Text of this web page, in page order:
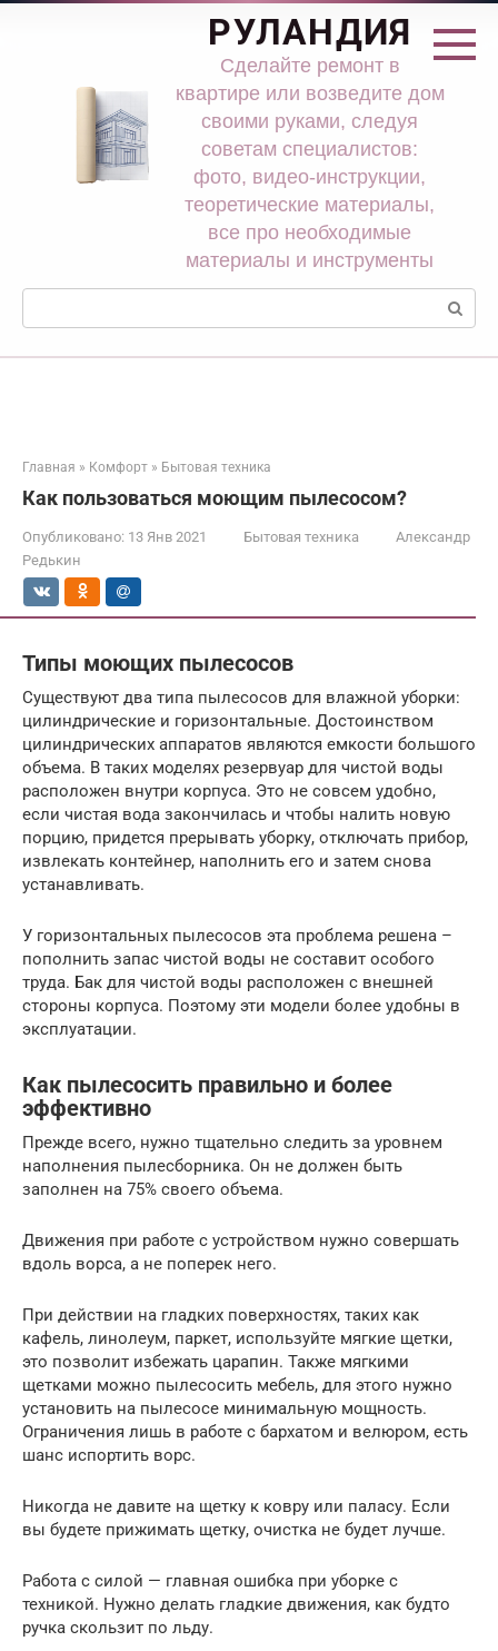
Перейти
РУЛАНДИЯ
Сделайте ремонт в
квартире или возведите дом
своими руками, следуя
советам специалистов:
фото, видео-инструкции,
теоретические материалы,
все про необходимые
материалы и инструменты
Поиск:
Главная » Комфорт » Бытовая техника
Как пользоваться моющим пылесосом?
Опубликовано: 13 Янв 2021 Бытовая техника
Александр
Редькин
Типы моющих пылесосов
Существуют два типа пылесосов для влажной уборки:
цилиндрические и горизонтальные. Достоинством
цилиндрических аппаратов являются емкости большого
объема. В таких моделях резервуар для чистой воды
расположен внутри корпуса. Это не совсем удобно,
если чистая вода закончилась и чтобы налить новую
порцию, придется прерывать уборку, отключать прибор,
извлекать контейнер, наполнить его и затем снова
устанавливать.
У горизонтальных пылесосов эта проблема решена –
пополнить запас чистой воды не составит особого
труда. Бак для чистой воды расположен с внешней
стороны корпуса. Поэтому эти модели более удобны в
эксплуатации.
Как пылесосить правильно и более
эффективно
Прежде всего, нужно тщательно следить за уровнем
наполнения пылесборника. Он не должен быть
заполнен на 75% своего объема.
Движения при работе с устройством нужно совершать
вдоль ворса, а не поперек него.
При действии на гладких поверхностях, таких как
кафель, линолеум, паркет, используйте мягкие щетки,
это позволит избежать царапин. Также мягкими
щетками можно пылесосить мебель, для этого нужно
установить на пылесосе минимальную мощность.
Ограничения лишь в работе с бархатом и велюром, есть
шанс испортить ворс.
Никогда не давите на щетку к ковру или паласу. Если
вы будете прижимать щетку, очистка не будет лучше.
Работа с силой — главная ошибка при уборке с
техникой. Нужно делать гладкие движения, как будто
ручка скользит по льду.